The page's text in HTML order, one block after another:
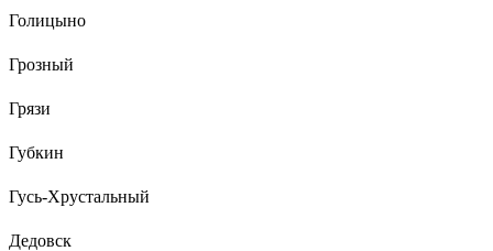
Голицыно
Грозный
Грязи
Губкин
Гусь-Хрустальный
Дедовск